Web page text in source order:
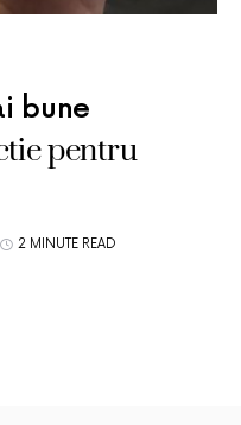
bune
pentru
2 MINUTE READ